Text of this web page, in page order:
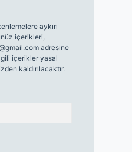
aykırı
içerikleri,
adresine
içerikler yasal
kaldırılacaktır.